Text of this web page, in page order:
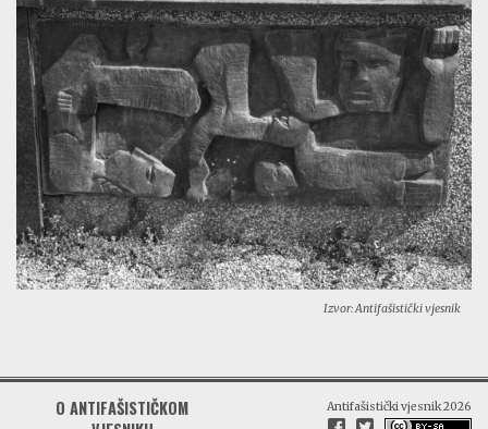
Izvor: Antifašistički vjesnik
O ANTIFAŠISTIČKOM
Antifašistički vjesnik 2026